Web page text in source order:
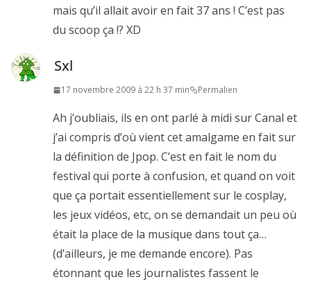
mais qu’il allait avoir en fait 37 ans ! C’est pas
du scoop ça !? XD
Sxl
17 novembre 2009 à 22 h 37 min Permalien
Ah j’oubliais, ils en ont parlé à midi sur Canal et
j’ai compris d’où vient cet amalgame en fait sur
la définition de Jpop. C’est en fait le nom du
festival qui porte à confusion, et quand on voit
que ça portait essentiellement sur le cosplay,
les jeux vidéos, etc, on se demandait un peu où
était la place de la musique dans tout ça…
(d’ailleurs, je me demande encore). Pas
étonnant que les journalistes fassent le